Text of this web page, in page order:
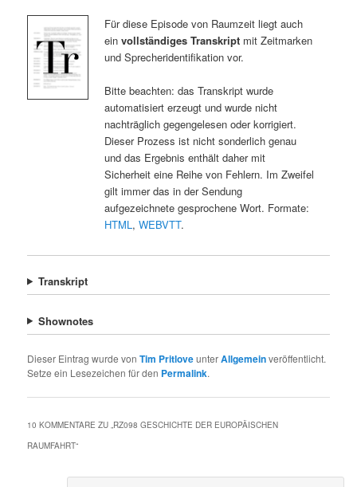
Für diese Episode von Raumzeit liegt auch
ein vollständiges Transkriptmit Zeitmarken
und Sprecheridentifikation vor.
Bitte beachten: das Transkript wurde
automatisiert erzeugt und wurde nicht
nachträglich gegengelesen oder korrigiert.
Dieser Prozess ist nicht sonderlich genau
und das Ergebnis enthält daher mit
Sicherheit eine Reihe von Fehlern. Im Zweifel
gilt immer das in der Sendung
aufgezeichnete gesprochene Wort. Formate:
HTML, WEBVTT.
Transkript
Shownotes
Dieser Eintrag wurde vonTim PritloveunterAllgemeinveröffentlicht.
Setze ein Lesezeichen für den Permalink.
10 KOMMENTARE ZU „RZ098 GESCHICHTE DER EUROPÄISCHEN
RAUMFAHRT“